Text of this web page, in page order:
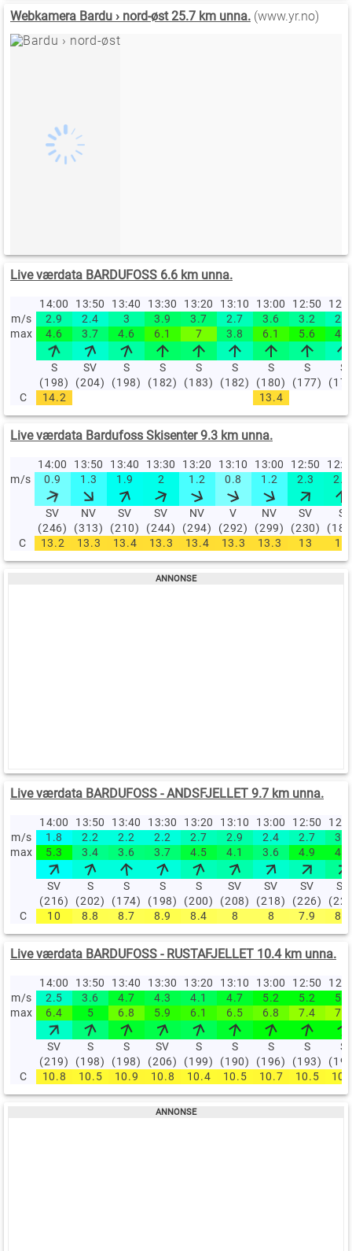
Webkamera Bardu › nord-øst 25.7 km unna. (www.yr.no)
Live værdata BARDUFOSS 6.6 km unna.
14:00 13:50 13:40 13:30 13:20 13:10 13:00 12:50
m/s
2.9 2.4 3 3.9 3.7 2.7 3.6 3.2
2.7
max
4.6 3.7 4.6 6.1 7 3.8 6.1 5.6 4.7
S
(198)
SV
(204)
S
(198)
S
(182)
S
(183)
S
(182)
S
(180)
S
(177)
S
C
14.2 13.4
Live værdata Bardufoss Skisenter 9.3 km unna.
14:00 13:50 13:40 13:30 13:20 13:10 13:00 12:50
m/s
0.9 1.3 1.9 2 1.2 0.8 1.2 2.3 2.4
SV
(246)
NV
(313)
SV
(210)
SV
(244)
NV
(294)
V
(292)
NV
(299)
SV
(230)
S
C
13.2 13.3 13.4 13.3 13.4 13.3 13.3 13 13
Live værdata BARDUFOSS - ANDSFJELLET 9.7 km unna.
14:00 13:50 13:40 13:30 13:20 13:10 13:00 12:50
m/s
1.8 2.2 2.2 2.2 2.7 2.9 2.4 2.7
3.2
max
5.3 3.4 3.6 3.7 4.5 4.1 3.6 4.9 4.9
SV
(216)
S
(202)
S
(174)
S
(198)
S
(200)
SV
(208)
SV
(218)
SV
(226)
SV
C
10 8.8 8.7 8.9 8.4 8 8 7.9 8.2
Live værdata BARDUFOSS - RUSTAFJELLET 10.4 km unna.
14:00 13:50 13:40 13:30 13:20 13:10 13:00 12:50
m/s
2.5 3.6 4.7 4.3 4.1 4.7 5.2 5.2
5.2
max
6.4 5 6.8 5.9 6.1 6.5 6.8 7.4 7.7
SV
(219)
S
(198)
S
(198)
SV
(206)
S
(199)
S
(190)
S
(196)
S
(193)
S
C
10.8 10.5 10.9 10.8 10.4 10.5 10.7 10.5